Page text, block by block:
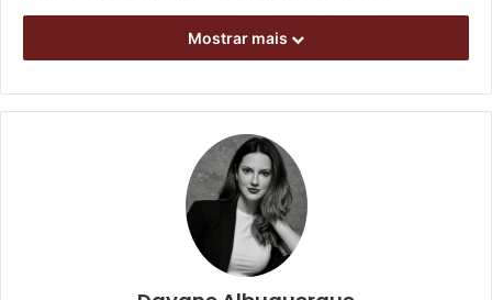
conteúdos elaborados pelo IPPUL e pelo GTPA diante do
processo de monitoramento à população londrinense.
Na 1ª Conferência de Avaliação do Plano Diretor ocorrerá,
também, a eleição dos novos membros do Conselho
Municipal de Planejamento Urbano (CMPGT), cujos
membros são representantes do poder público e da
sociedade civil, por suas entidades com atuação na área
de desenvolvimento municipal.
Mostrar mais